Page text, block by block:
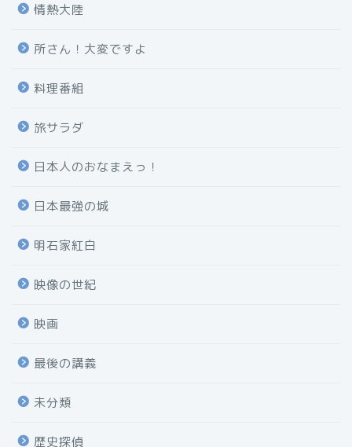
情熱大陸
所さん！大変ですよ
料理番組
旅サラダ
日本人のおなまえっ！
日本最強の城
明石家紅白
映像の世紀
映画
最後の講義
未分類
歴史探偵